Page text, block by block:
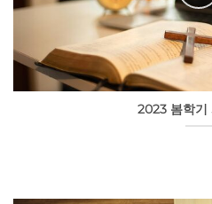
2023 봄학기